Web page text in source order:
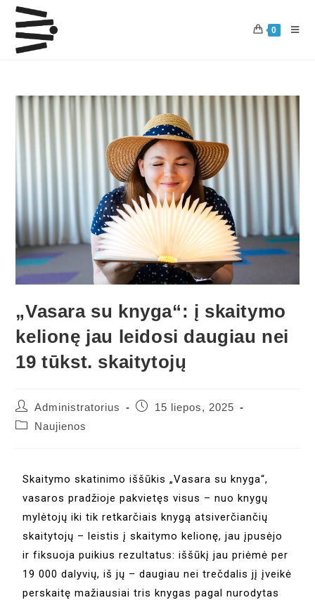
0
„Vasara su knyga“: į skaitymo
kelionę jau leidosi daugiau nei
19 tūkst. skaitytojų
Administratorius
15 liepos, 2025
Naujienos
Skaitymo skatinimo iššūkis „Vasara su knyga“,
vasaros pradžioje pakvietęs visus – nuo knygų
mylėtojų iki tik retkarčiais knygą atsiverčiančių
skaitytojų – leistis į skaitymo kelionę, jau įpusėjo
ir fiksuoja puikius rezultatus: iššūkį jau priėmė per
19 000 dalyvių, iš jų – daugiau nei trečdalis jį įveikė
perskaitę mažiausiai tris knygas pagal nurodytas